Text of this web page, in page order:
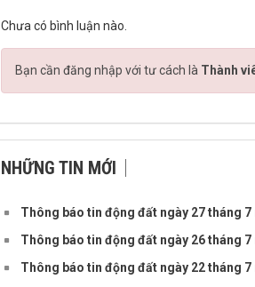
Chưa có bình luận nào.
Bạn cần đăng nhập với tư cách là Thành
NHỮNG TIN MỚI
Thông báo tin động đất ngày 27 tháng 7
Thông báo tin động đất ngày 26 tháng 7
Thông báo tin động đất ngày 22 tháng 7